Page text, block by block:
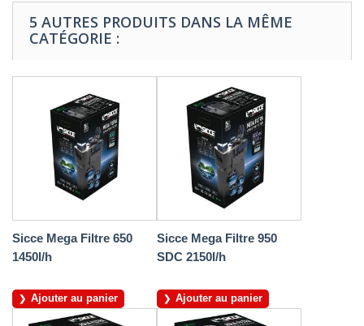
5 AUTRES PRODUITS DANS LA MÊME
CATÉGORIE :
Sicce Mega Filtre 650
1450l/h
Ajouter au panier
Sicce Mega Filtre 950
SDC 2150l/h
Ajouter au panier